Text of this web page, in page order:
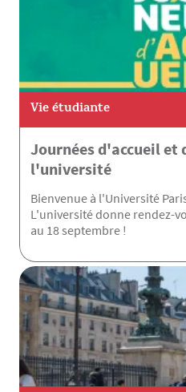
Vie étudiante
Journées d'accueil
l'université
Bienvenue à l'Université
L'université donne rendez-
au 18 septembre !